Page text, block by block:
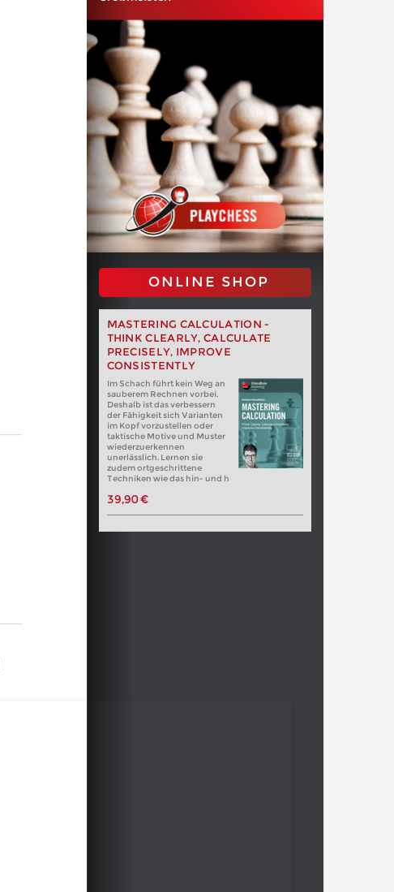
ONLINE SHOP
MASTERING CALCULATION -
THINK CLEARLY, CALCULATE
PRECISELY, IMPROVE
CONSISTENTLY
Im Schach führt kein Weg an
sauberem Rechnen vorbei.
Deshalb ist das verbessern
der Fähigkeit sich Varianten
im Kopf vorzustellen oder
taktische Motive und Muster
wiederzuerkennen
unerlässlich. Lernen sie
zudem ortgeschrittene
Techniken wie das hin- und h
39,90 €